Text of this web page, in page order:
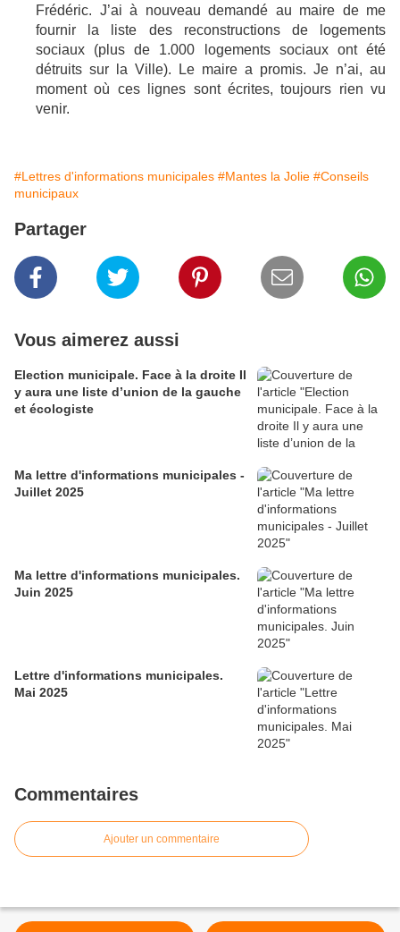
Frédéric. J’ai à nouveau demandé au maire de me
fournir la liste des reconstructions de logements
sociaux (plus de 1.000 logements sociaux ont été
détruits sur la Ville). Le maire a promis. Je n’ai, au
moment où ces lignes sont écrites, toujours rien vu
venir.
#Lettres d'informations municipales #Mantes la Jolie #Conseils
municipaux
Partager
Vous aimerez aussi
Election municipale. Face à la droite Il
y aura une liste d’union de la gauche
et écologiste
Ma lettre d'informations municipales -
Juillet 2025
Ma lettre d'informations municipales.
Juin 2025
Lettre d'informations municipales.
Mai 2025
Commentaires
Ajouter un commentaire